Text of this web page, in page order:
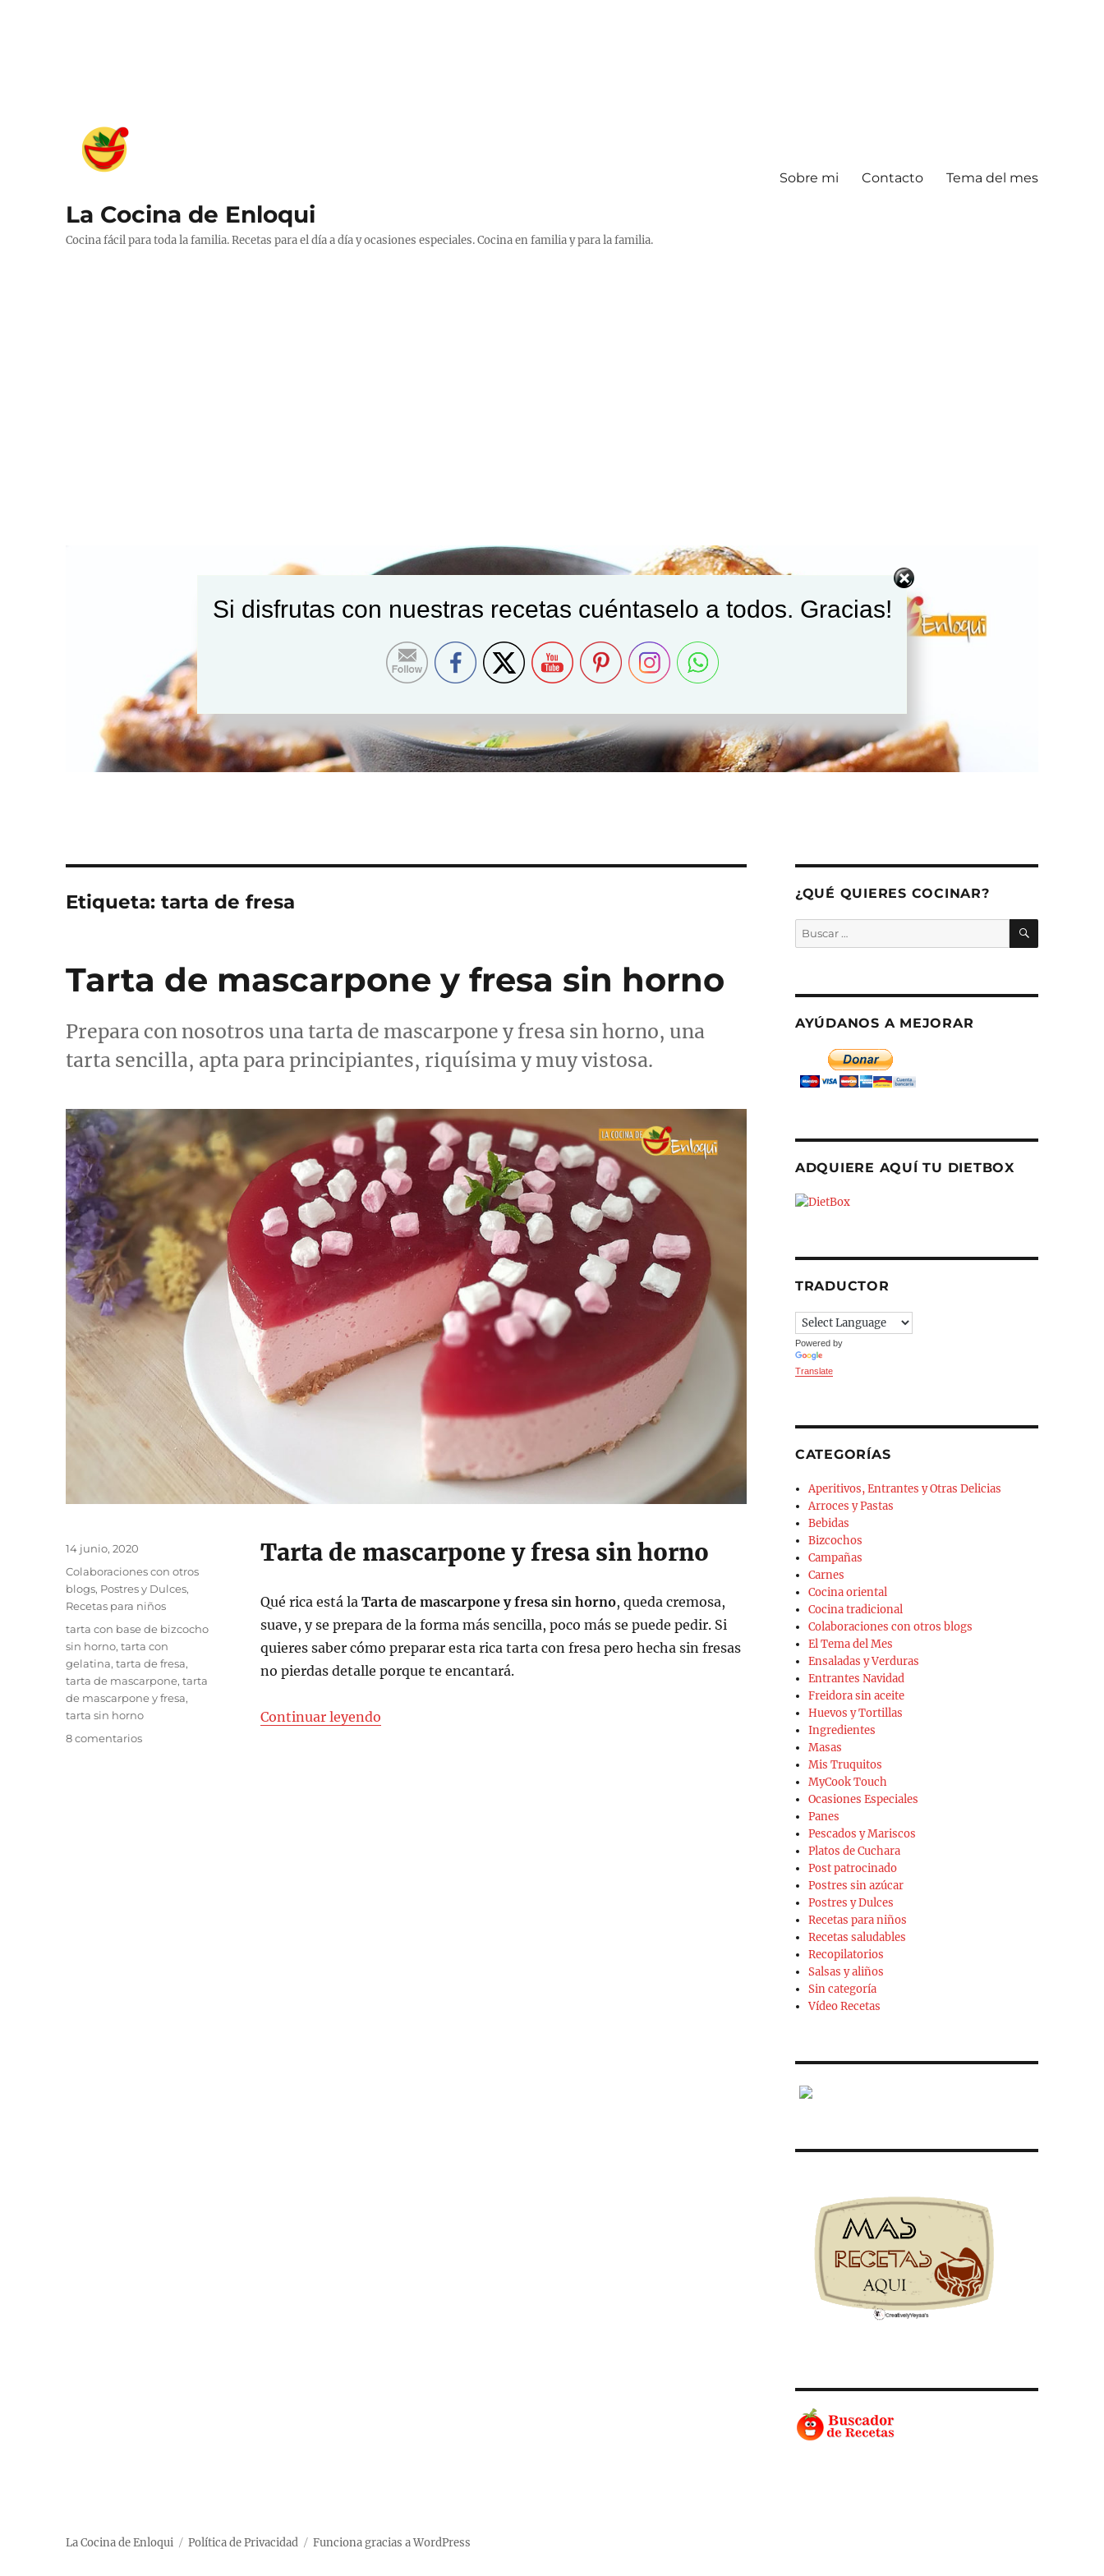
La Cocina de Enloqui
Cocina fácil para toda la familia. Recetas para el día a día y ocasiones especiales. Cocina en familia y para la familia.
Sobre mi Contacto Tema del mes
Etiqueta:tarta de fresa
Tarta de mascarpone y fresa sin horno
Prepara con nosotros una tarta de mascarpone y fresa sin horno, una
tarta sencilla, apta para principiantes, riquísima y muy vistosa.
Tarta de mascarpone y fresa sin horno
Qué rica está la Tarta de mascarpone y fresa sin horno, queda cremosa,
suave, y se prepara de la forma más sencilla, poco más se puede pedir. Si
quieres saber cómo preparar esta rica tarta con fresa pero hecha sin fresas
no pierdas detalle porque te encantará.
Continuar leyendo«Tarta de mascarpone y fresa sin horno»
Publicado
14 junio, 2020
Categorías
Colaboraciones con otros
blogs, Postres y Dulces,
Recetas para niños
Etiquetas
tarta con base de bizcocho
sin horno,tarta con
gelatina,tarta de fresa,
tarta de mascarpone,tarta
de mascarpone y fresa,
tarta sin horno
8 comentariosen
¿QUÉ QUIERES COCINAR?
Buscar
por:
BUSCAR
AYÚDANOS A MEJORAR
ADQUIERE AQUÍ TU DIETBOX
TRADUCTOR
Powered by
Translate
CATEGORÍAS
Aperitivos, Entrantes y Otras Delicias
Arroces y Pastas
Bebidas
Bizcochos
Campañas
Carnes
Cocina oriental
Cocina tradicional
Colaboraciones con otros blogs
El Tema del Mes
Ensaladas y Verduras
Entrantes Navidad
Freidora sin aceite
Huevos y Tortillas
Ingredientes
Masas
Mis Truquitos
MyCook Touch
Ocasiones Especiales
Panes
Pescados y Mariscos
Platos de Cuchara
Post patrocinado
Postres sin azúcar
Postres y Dulces
Recetas para niños
Recetas saludables
Recopilatorios
Salsas y aliños
Sin categoría
Vídeo Recetas
La Cocina de Enloqui Política de Privacidad Funciona gracias a WordPress
Si disfrutas con nuestras recetas cuéntaselo a todos. Gracias!